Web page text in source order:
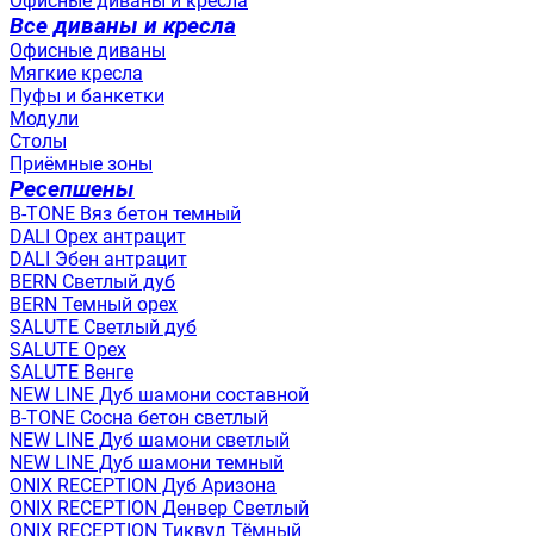
Все диваны и кресла
Офисные диваны
Мягкие кресла
Пуфы и банкетки
Модули
Столы
Приёмные зоны
Ресепшены
B-TONE Вяз бетон темный
DALI Орех антрацит
DALI Эбен антрацит
BERN Светлый дуб
BERN Темный орех
SALUTE Светлый дуб
SALUTE Орех
SALUTE Венге
NEW LINE Дуб шамони составной
B-TONE Сосна бетон светлый
NEW LINE Дуб шамони светлый
NEW LINE Дуб шамони темный
ONIX RECEPTION Дуб Аризона
ONIX RECEPTION Денвер Светлый
ONIX RECEPTION Тиквуд Тёмный